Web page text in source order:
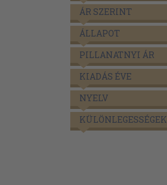
ÁR SZERINT
ÁLLAPOT
PILLANATNYI ÁR
KIADÁS ÉVE
NYELV
KÜLÖNLEGESSÉGEK